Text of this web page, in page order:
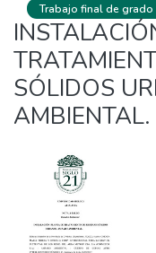
Trabajo final de grado
SÓLIDOS
AMBIENTAL.